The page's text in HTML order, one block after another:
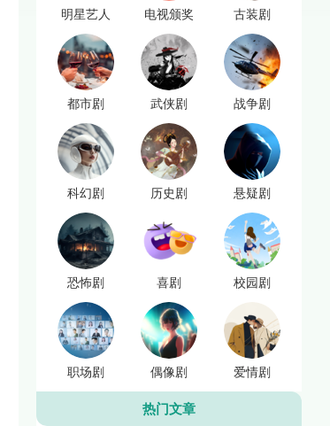
明星艺人 电视颁奖 古装剧
都市剧 武侠剧 战争剧
科幻剧 历史剧 悬疑剧
恐怖剧 喜剧 校园剧
职场剧 偶像剧 爱情剧
热门文章